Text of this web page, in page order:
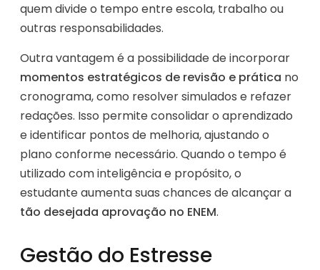
quem divide o tempo entre escola, trabalho ou
outras responsabilidades.
Outra vantagem é a possibilidade de incorporar
momentos estratégicos de revisão e prática no
cronograma, como resolver simulados e refazer
redações. Isso permite consolidar o aprendizado
e identificar pontos de melhoria, ajustando o
plano conforme necessário. Quando o tempo é
utilizado com inteligência e propósito, o
estudante aumenta suas chances de alcançar a
tão desejada aprovação no ENEM.
Gestão do Estresse